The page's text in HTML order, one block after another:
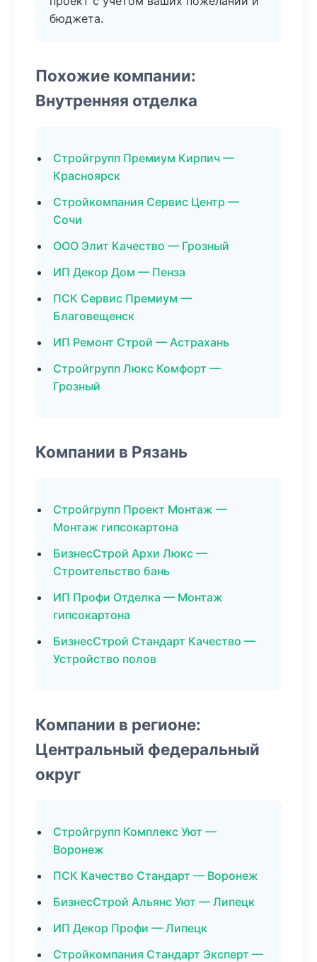
бюджета.
Похожие компании:
Внутренняя отделка
Стройгрупп Премиум Кирпич —
Красноярск
Стройкомпания Сервис Центр —
Сочи
ООО Элит Качество — Грозный
ИП Декор Дом — Пенза
ПСК Сервис Премиум —
Благовещенск
ИП Ремонт Строй — Астрахань
Стройгрупп Люкс Комфорт —
Грозный
Компании в Рязань
Стройгрупп Проект Монтаж —
Монтаж гипсокартона
БизнесСтрой Архи Люкс —
Строительство бань
ИП Профи Отделка — Монтаж
гипсокартона
БизнесСтрой Стандарт Качество —
Устройство полов
Компании в регионе:
Центральный федеральный
округ
Стройгрупп Комплекс Уют —
Воронеж
ПСК Качество Стандарт — Воронеж
БизнесСтрой Альянс Уют — Липецк
ИП Декор Профи — Липецк
Стройкомпания Стандарт Эксперт —